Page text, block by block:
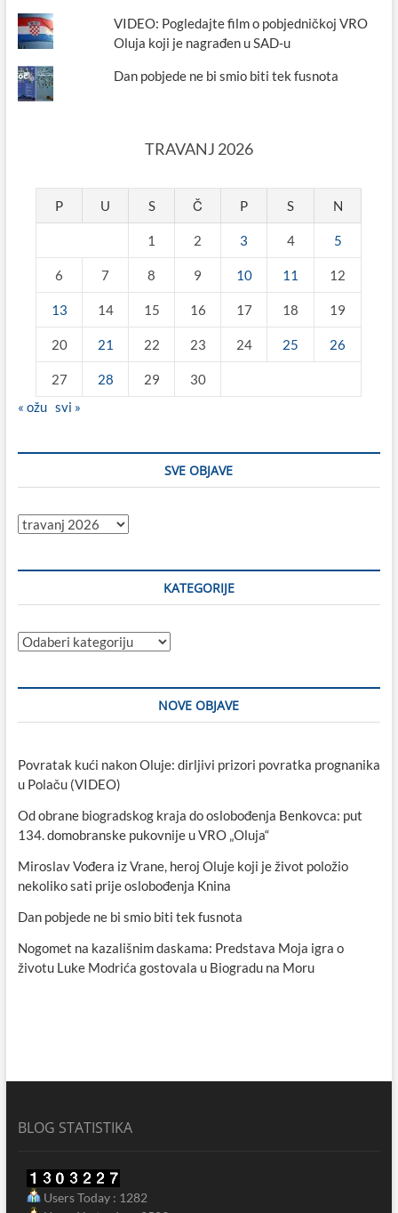
VIDEO: Pogledajte film o pobjedničkoj VRO
Oluja koji je nagrađen u SAD-u
Dan pobjede ne bi smio biti tek fusnota
TRAVANJ 2026
P U S Č P S N
1 2 3 4 5
6 7 8 9 10 11 12
13 14 15 16 17 18 19
20 21 22 23 24 25 26
27 28 29
30
« ožu svi »
SVE OBJAVE
Sve
KATEGORIJE
Kategorije
NOVE OBJAVE
Povratak kući nakon Oluje: dirljivi prizori povratka prognanika
u Polaču (VIDEO)
Od obrane biogradskog kraja do oslobođenja Benkovca: put
134. domobranske pukovnije u VRO „Oluja“
Miroslav Vođera iz Vrane, heroj Oluje koji je život položio
nekoliko sati prije oslobođenja Knina
Dan pobjede ne bi smio biti tek fusnota
Nogomet na kazališnim daskama: Predstava Moja igra o
životu Luke Modrića gostovala u Biogradu na Moru
BLOG STATISTIKA
Users Today : 1282